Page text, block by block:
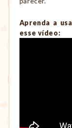
Aprenda a
esse vídeo: